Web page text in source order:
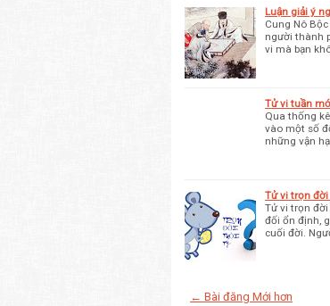
Luận giải ý
Cung Nô
người thành
vi mà bạn
Tử vi tuần
Qua thống
vào một số
những vận
Tử vi trọn
Tử vi trọn
đối ổn định,
cuối đời.
← Bài đăng Mới hơn